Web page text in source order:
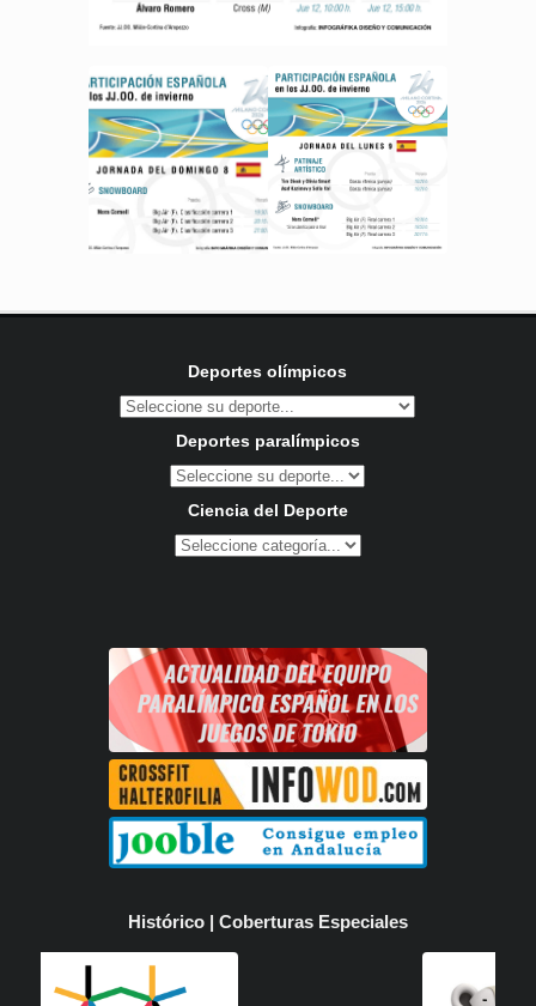
Deportes olímpicos
Deportes paralímpicos
Ciencia del Deporte
Histórico | Coberturas Especiales